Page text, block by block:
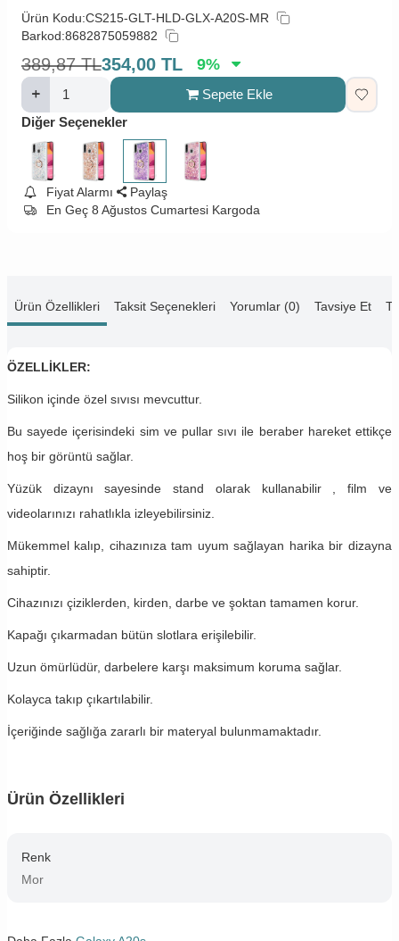
Ürün Kodu:CS215-GLT-HLD-GLX-A20S-MR
Barkod:8682875059882
389,87 TL354,00 TL 9%
Sepete Ekle
Diğer Seçenekler
Fiyat Alarmı
Paylaş
En Geç 8 Ağustos Cumartesi Kargoda
Ürün Özellikleri Taksit Seçenekleri Yorumlar (0) Tavsiye Et
ÖZELLİKLER:
Silikon içinde özel sıvısı mevcuttur.
Bu sayede içerisindeki sim ve pullar sıvı ile beraber hareket ettikçe
hoş bir görüntü sağlar.
Yüzük dizaynı sayesinde stand olarak kullanabilir , film ve
videolarınızı rahatlıkla izleyebilirsiniz.
Mükemmel kalıp, cihazınıza tam uyum sağlayan harika bir dizayna
sahiptir.
Cihazınızı çiziklerden, kirden, darbe ve şoktan tamamen korur.
Kapağı çıkarmadan bütün slotlara erişilebilir.
Uzun ömürlüdür, darbelere karşı maksimum koruma sağlar.
Kolayca takıp çıkartılabilir.
İçeriğinde sağlığa zararlı bir materyal bulunmamaktadır.
Ürün Özellikleri
Renk
Mor